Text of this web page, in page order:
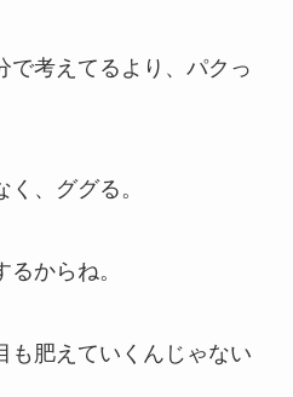
で考えてるより、パクっ
、ググる。
からね。
も肥えていくんじゃない